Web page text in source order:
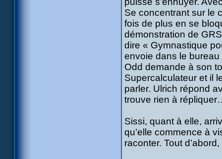
Se concentrant sur le
fois de plus en se
démonstration de
dire « Gymnastique
envoie dans le bureau
Odd demande à son
Supercalculateur et il
parler. Ulrich répond
trouve rien à
Sissi, quant à elle,
qu’elle commence à
raconter. Tout